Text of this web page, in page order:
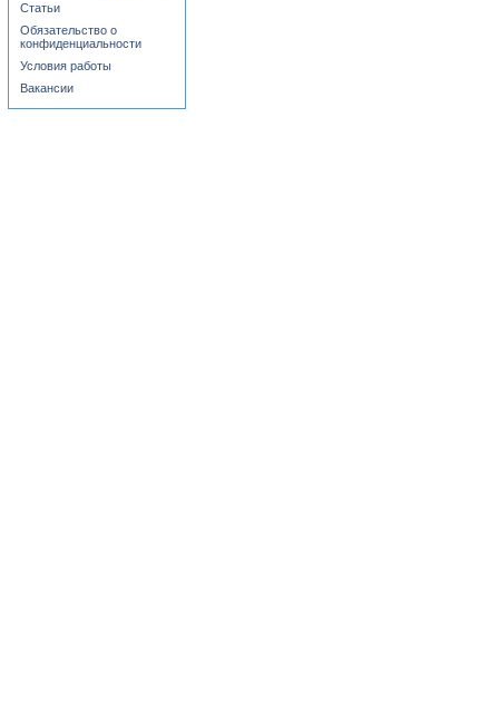
Статьи
Обязательство о
конфиденциальности
Условия работы
Вакансии